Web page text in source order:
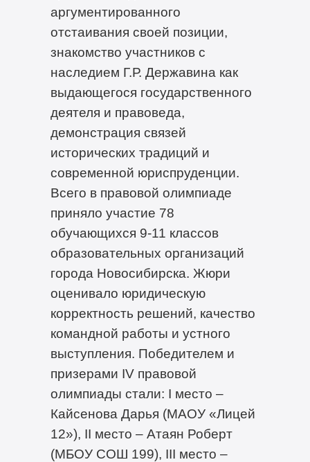
аргументированного
отстаивания своей позиции,
знакомство участников с
наследием Г.Р. Державина как
выдающегося государственного
деятеля и правоведа,
демонстрация связей
исторических традиций и
современной юриспруденции.
Всего в правовой олимпиаде
приняло участие 78
обучающихся 9-11 классов
образовательных организаций
города Новосибирска. Жюри
оценивало юридическую
корректность решений, качество
командной работы и устного
выступления. Победителем и
призерами IV правовой
олимпиады стали: I место –
Кайсенова Дарья (МАОУ «Лицей
12»), II место – Атаян Роберт
(МБОУ СОШ 199), III место –